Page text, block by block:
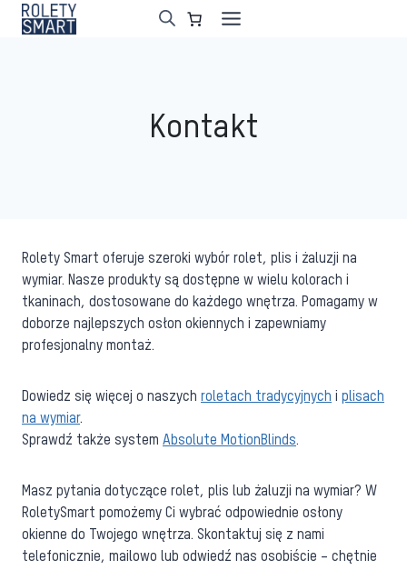
Przejdź
Kontakt
Rolety Smart oferuje szeroki wybór rolet, plis i żaluzji na
wymiar. Nasze produkty są dostępne w wielu kolorach i
tkaninach, dostosowane do każdego wnętrza. Pomagamy w
doborze najlepszych osłon okiennych i zapewniamy
profesjonalny montaż.
Dowiedz się więcej o naszych roletach tradycyjnych i plisach
na wymiar.
Sprawdź także system Absolute MotionBlinds.
Masz pytania dotyczące rolet, plis lub żaluzji na wymiar? W
RoletySmart pomożemy Ci wybrać odpowiednie osłony
okienne do Twojego wnętrza. Skontaktuj się z nami
telefonicznie, mailowo lub odwiedź nas osobiście – chętnie